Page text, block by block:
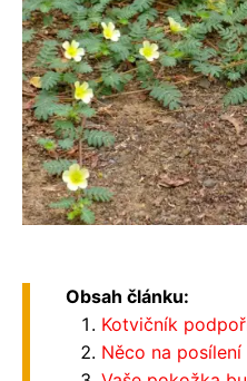
Obsah článku:
Kotvičník
Něco na